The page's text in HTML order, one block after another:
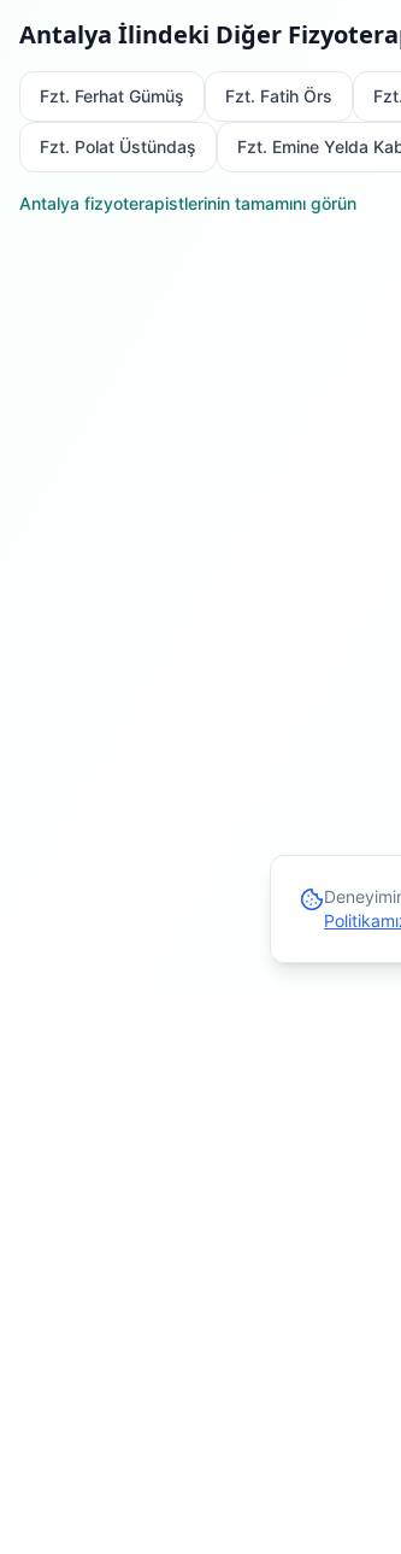
Antalya İlindeki Diğer
Fzt. Ferhat Gümüş Fzt. Fatih Örs
Fzt. Polat Üstündaş Fzt. Emine Yelda
Antalya fizyoterapistlerinin tamamını görün